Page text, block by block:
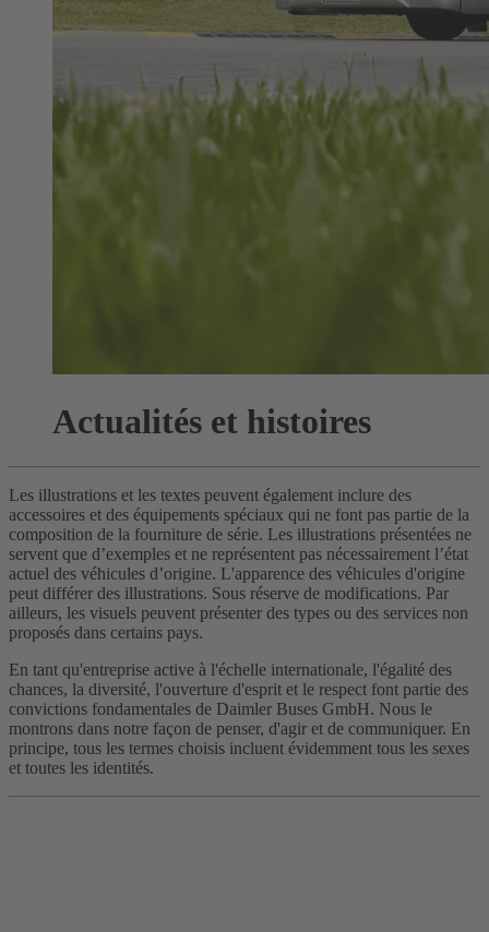
Actualités et histoires
Les illustrations et les textes peuvent également inclure des
accessoires et des équipements spéciaux qui ne font pas partie de la
composition de la fourniture de série. Les illustrations présentées ne
servent que d’exemples et ne représentent pas nécessairement l’état
actuel des véhicules d’origine. L'apparence des véhicules d'origine
peut différer des illustrations. Sous réserve de modifications. Par
ailleurs, les visuels peuvent présenter des types ou des services non
proposés dans certains pays.
En tant qu'entreprise active à l'échelle internationale, l'égalité des
chances, la diversité, l'ouverture d'esprit et le respect font partie des
convictions fondamentales de Daimler Buses GmbH. Nous le
montrons dans notre façon de penser, d'agir et de communiquer. En
principe, tous les termes choisis incluent évidemment tous les sexes
et toutes les identités.